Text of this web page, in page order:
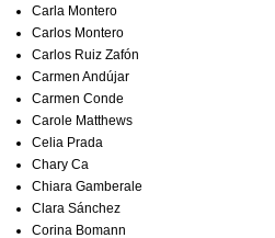
Carla Montero
Carlos Montero
Carlos Ruiz Zafón
Carmen Andújar
Carmen Conde
Carole Matthews
Celia Prada
Chary Ca
Chiara Gamberale
Clara Sánchez
Corina Bomann